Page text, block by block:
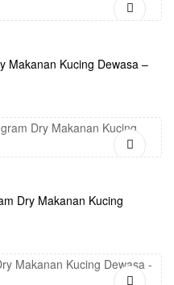
Makanan Kucing Dewasa –
Dry Makanan Kucing